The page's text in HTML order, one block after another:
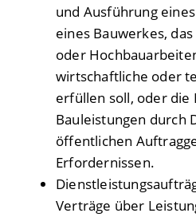
und Ausführung
eines Bauwerkes,
oder
wirtschaftliche oder
erfüllen soll, oder die
Bauleistungen durch
öffentlichen
Erfordernissen.
Verträge über